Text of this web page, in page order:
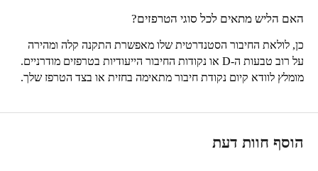
האם הליש מתאים לכל סוגי הטרפזים?
כן, לולאת החיבור הסטנדרטית שלו מאפשרת התקנה קלה ומהירה
על רוב טבעות ה-D או נקודות החיבור הייעודיות בטרפזים מודרניים.
מומלץ לוודא קיום נקודת חיבור מתאימה בחזית או בצד הטרפז שלך.
הוסף חוות דעת